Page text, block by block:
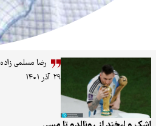
رضا مسلمی زاده
۲۹ آذر ۱۴۰۱